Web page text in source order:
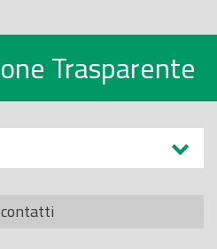
Trasparente
contatti